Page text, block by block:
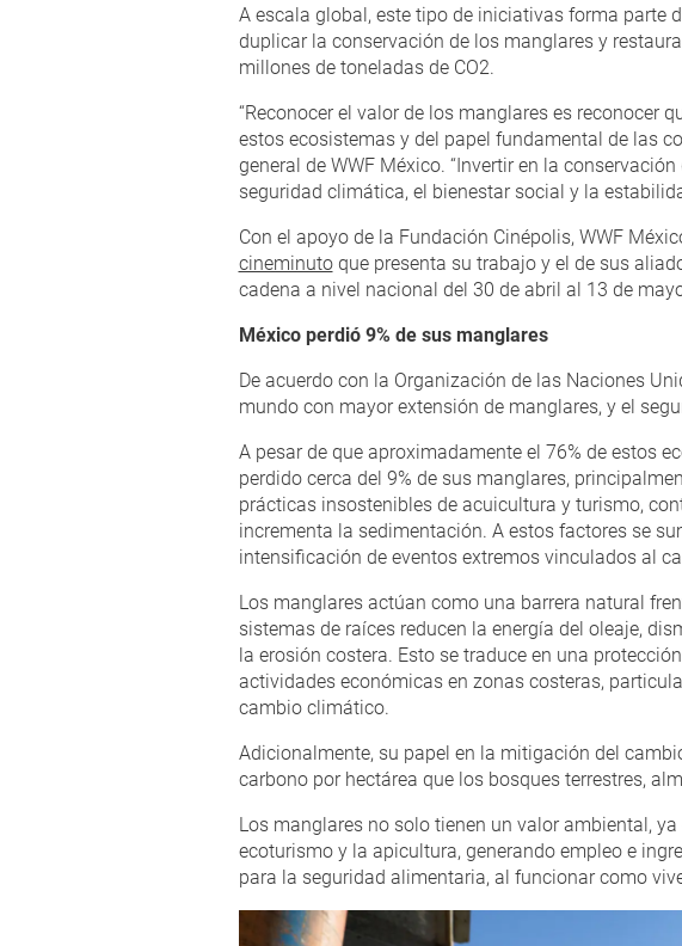
A escala global, este tipo de iniciativas forma parte
duplicar la conservación de los manglares y
millones de toneladas de CO2.
“Reconocer el valor de los manglares es reconocer
estos ecosistemas y del papel fundamental de las
general de WWF México. “Invertir en la
seguridad climática, el bienestar social y la
Con el apoyo de la Fundación Cinépolis, WWF
cineminutoque presenta su trabajo y el de sus
cadena a nivel nacional del 30 de abril al 13 de
México perdió 9% de sus manglares
De acuerdo con la Organización de las Naciones
mundo con mayor extensión de manglares, y el
A pesar de que aproximadamente el 76% de estos
perdido cerca del 9% de sus manglares,
prácticas insostenibles de acuicultura y turismo,
incrementa la sedimentación. A estos factores se
intensificación de eventos extremos vinculados al
Los manglares actúan como una barrera natural
sistemas de raíces reducen la energía del oleaje,
la erosión costera. Esto se traduce en una
actividades económicas en zonas costeras,
cambio climático.
Adicionalmente, su papel en la mitigación del
carbono por hectárea que los bosques terrestres,
Los manglares no solo tienen un valor ambiental,
ecoturismo y la apicultura, generando empleo e
para la seguridad alimentaria, al funcionar como